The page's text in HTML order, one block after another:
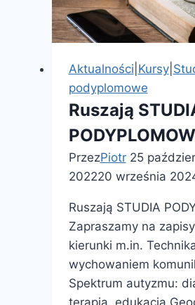
Aktualności Kursy|
podyplomowe
Ruszają
PrzezPiotr 25
202220 września
Ruszają STUDIA
Zapraszamy na
kierunki m.in.
wychowaniem
Spektrum autyzmu:
terapia, edukacja